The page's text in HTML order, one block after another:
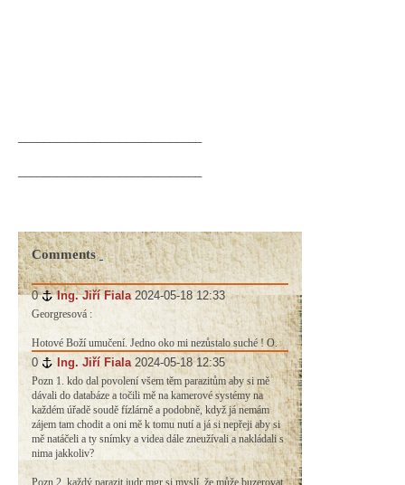
Comments
0 # Ing. Jiří Fiala 2024-05-18 12:33
Georgresová :
Hotové Boží umučení. Jedno oko mi nezůstalo suché ! O.
0 # Ing. Jiří Fiala 2024-05-18 12:35
Pozn 1. kdo dal povolení všem těm parazitům aby si mě
dávali do databáze a točili mě na kamerové systémy na
každém úřadě soudě fízlárně a podobně, když já nemám
zájem tam chodit a oni mě k tomu nutí a já si nepřeji aby si
mě natáčeli a ty snímky a videa dále zneužívali a nakládali s
nima jakkoliv?
Pozn 2. každý parazit judr mgr si myslí, že může buzerovat